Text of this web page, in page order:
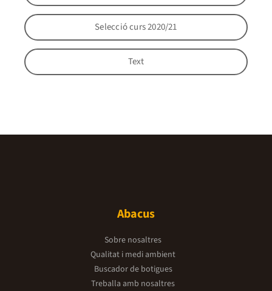
Selecció curs 2020/21
Text
Abacus
Sobre nosaltres
Qualitat i medi ambient
Buscador de botigues
Treballa amb nosaltres